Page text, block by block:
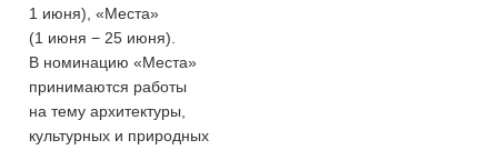
1 июня), «Места»
(1 июня − 25 июня).
В номинацию «Места»
принимаются работы
на тему архитектуры,
культурных и природных